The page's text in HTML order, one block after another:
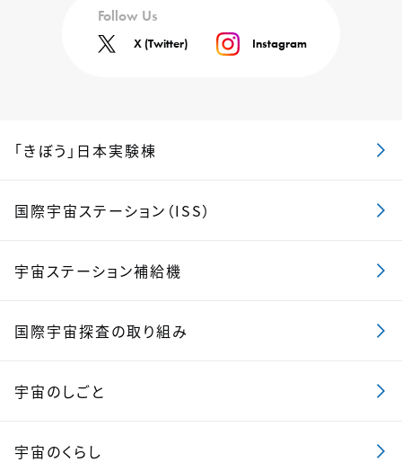
Follow Us
X (Twitter) Instagram
「きぼう」日本実験棟
国際宇宙ステーション（ISS）
宇宙ステーション補給機
国際宇宙探査の取り組み
宇宙のしごと
宇宙のくらし